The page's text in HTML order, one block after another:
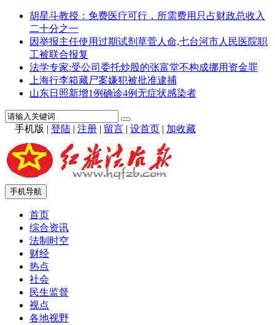
胡星斗教授：免费医疗可行，所需费用只占财政总收入
二十分之一
因举报主任使用过期试剂草菅人命,七台河市人民医院职
工被联合报复
法学专家:受公司委托炒股的张富堂不构成挪用资金罪
上海行李箱藏尸案嫌犯被批准逮捕
山东日照新增1例确诊4例无症状感染者
手机版 | 登陆 | 注册 | 留言 | 设首页 | 加收藏
手机导航
首页
综合资讯
法制时空
财经
热点
社会
民生监督
视点
各地视野